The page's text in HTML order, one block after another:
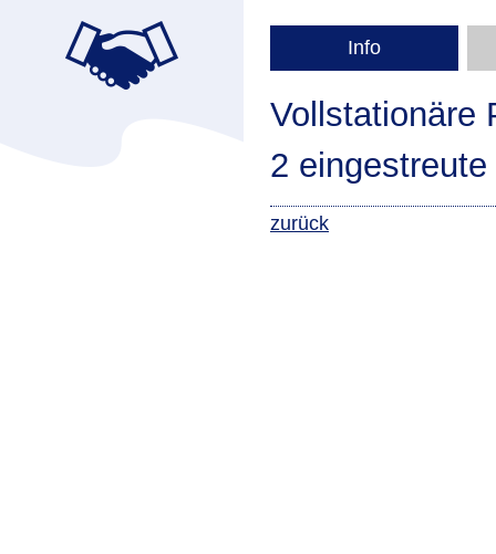
Info
Vollstationäre
2
zurück